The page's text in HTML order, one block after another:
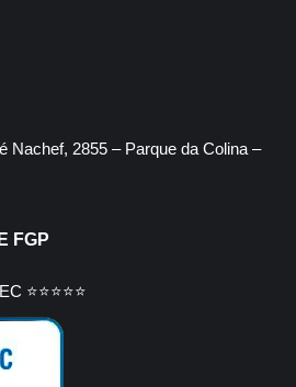
Nachef, 2855 – Parque da Colina –
FGP
⭐⭐⭐⭐⭐